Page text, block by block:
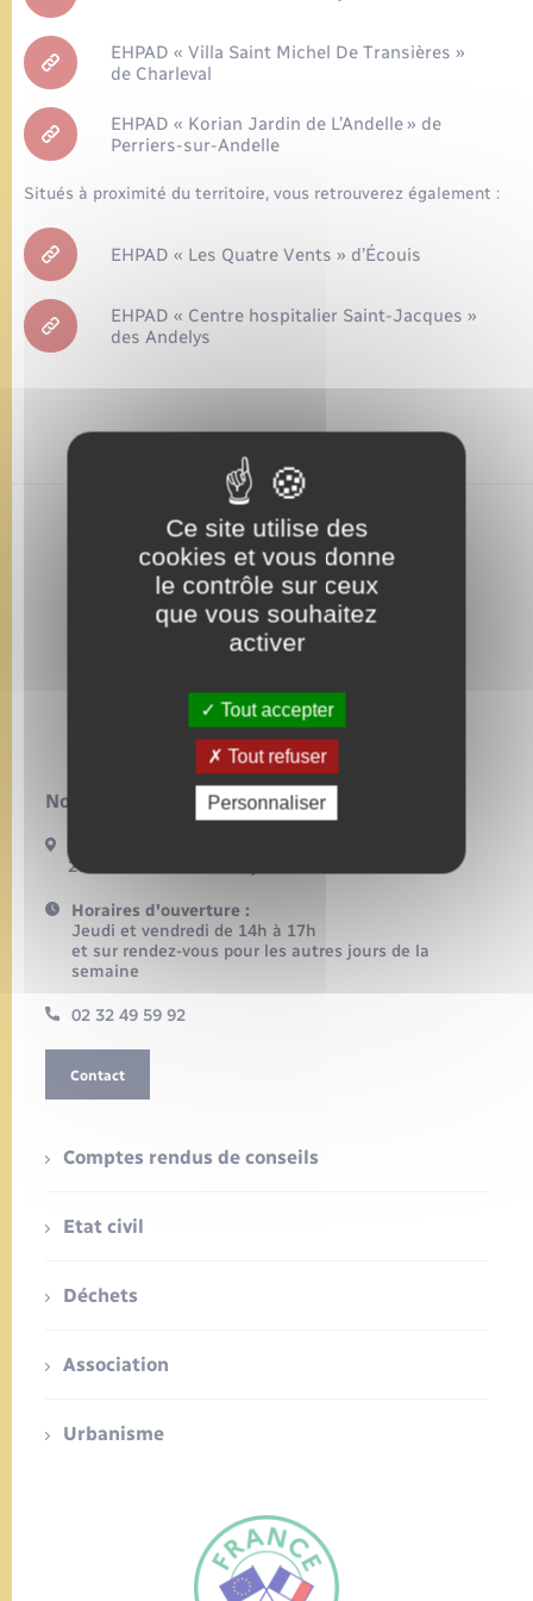
Mariage – PACS
Parrainage civil
Recensement
Urbanisme
Associations
Nouvel habitant
Location de salle
Seniors
Transports
Salle des Fêtes
EHPAD « Villa Saint Michel De Transières »
de Charleval
EHPAD « Korian Jardin de L’Andelle » de
Perriers-sur-Andelle
Situés à proximité du territoire, vous retrouverez également :
EHPAD « Les Quatre Vents » d’Écouis
EHPAD « Centre hospitalier Saint-Jacques »
des Andelys
Leaflet ©OpenStreetMapcontributors
Nous contacter :
27480 – Beauficel-en-Lyons
Horaires d'ouverture :
Jeudi et vendredi de 14h à 17h
et sur rendez-vous pour les autres jours de la
semaine
02 32 49 59 92
Contact
Comptes rendus de conseils
Etat civil
Déchets
Association
Urbanisme
Ce site utilise des
cookies et vous donne
le contrôle sur ceux
que vous souhaitez
activer
Tout accepter
Tout refuser
Personnaliser